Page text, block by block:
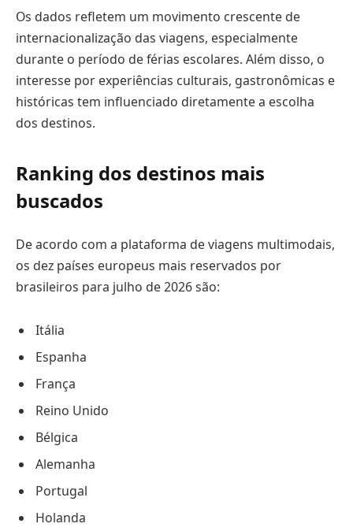
Os dados refletem um movimento crescente de
internacionalização das viagens, especialmente
durante o período de férias escolares. Além disso, o
interesse por experiências culturais, gastronômicas e
históricas tem influenciado diretamente a escolha
dos destinos.
Ranking dos destinos mais
buscados
De acordo com a plataforma de viagens multimodais,
os dez países europeus mais reservados por
brasileiros para julho de 2026 são:
Itália
Espanha
França
Reino Unido
Bélgica
Alemanha
Portugal
Holanda